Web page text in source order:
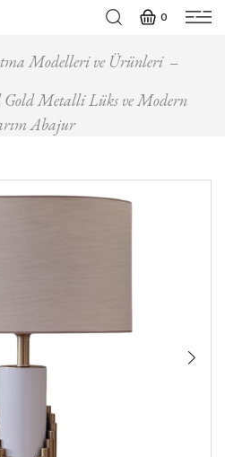
0
Modelleri ve Ürünleri
Metalli Lüks ve Modern
Abajur